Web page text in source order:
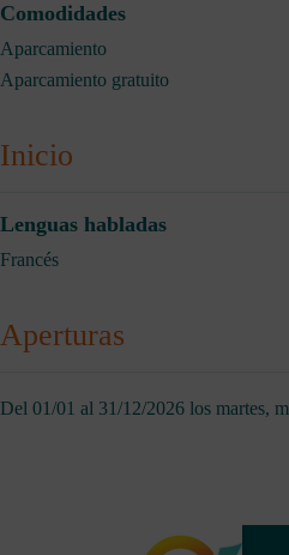
Comodidades
Aparcamiento
Aparcamiento gratuito
Inicio
Lenguas habladas
Francés
Aperturas
Del 01/01 al 31/12/2026 los martes,